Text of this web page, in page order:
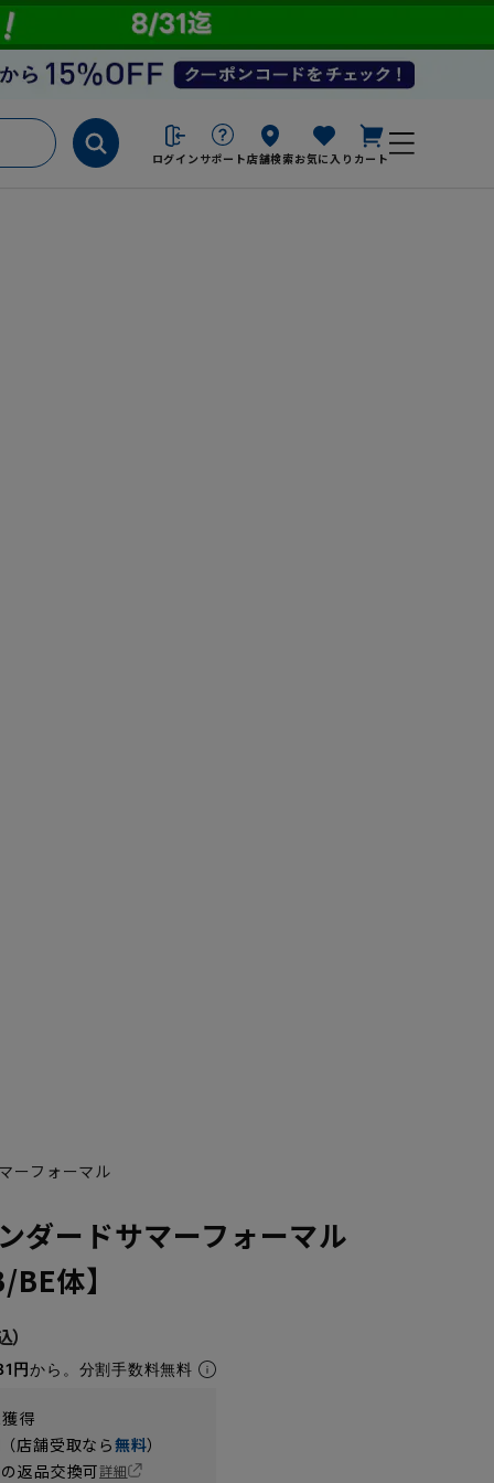
ログイン サポート店舗検索お気に入り カート
ーフォーマル
ダードサマーフォーマル
体】
円から。分割手数料無料
得
店舗受取なら無料）
返品交換可詳細